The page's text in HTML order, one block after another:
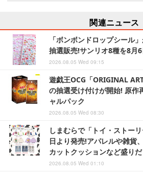
関連ニュース
「ボンボンドロップシール
抽選販売!サンリオ8種を8月
2026.08.05 Wed 09:15
遊戯王OCG「ORIGINAL
の抽選受け付けが開始! 原作
ャルパック
2026.08.05 Wed 08:30
しまむらで「トイ・ストー
日より発売!アパレルや雑貨
カットクッションなど盛り
2026.08.05 Wed 01:10